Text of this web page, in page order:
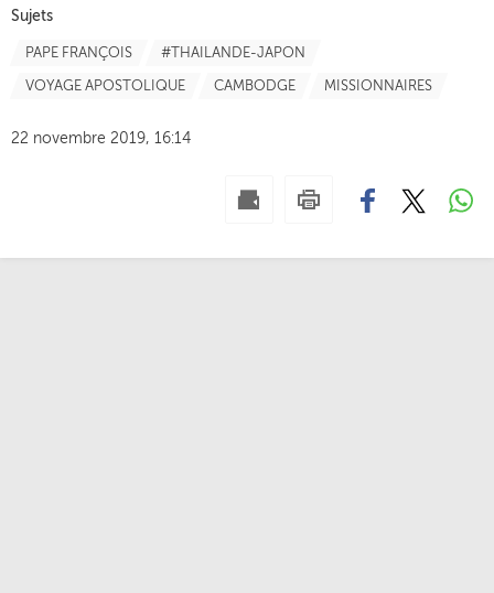
Sujets
PAPE FRANÇOIS #THAILANDE-JAPON
VOYAGE APOSTOLIQUE CAMBODGE MISSIONNAIRES
22 novembre 2019, 16:14